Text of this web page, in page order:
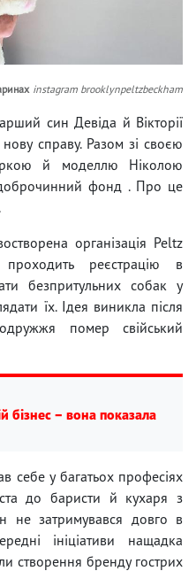
instagram brooklynpeltzbeckham
син Девіда й Вікторії
справу. Разом зі своєю
й моделлю Ніколою
фонд . Про це
організація Peltz
реєстрацію в
безпритульних собак у
їх. Ідея виникла після
помер свійський
бізнес – вона показала
себе у багатьох професіях
до баристи й кухаря з
не затримувався довго в
ініціативи нащадка
створення бренду гострих